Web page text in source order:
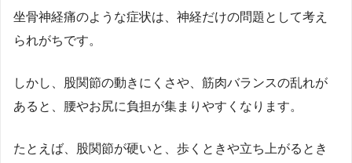
坐骨神経痛のような症状は、神経だけの問題として考え
られがちです。
しかし、股関節の動きにくさや、筋肉バランスの乱れが
あると、腰やお尻に負担が集まりやすくなります。
たとえば、股関節が硬いと、歩くときや立ち上がるとき